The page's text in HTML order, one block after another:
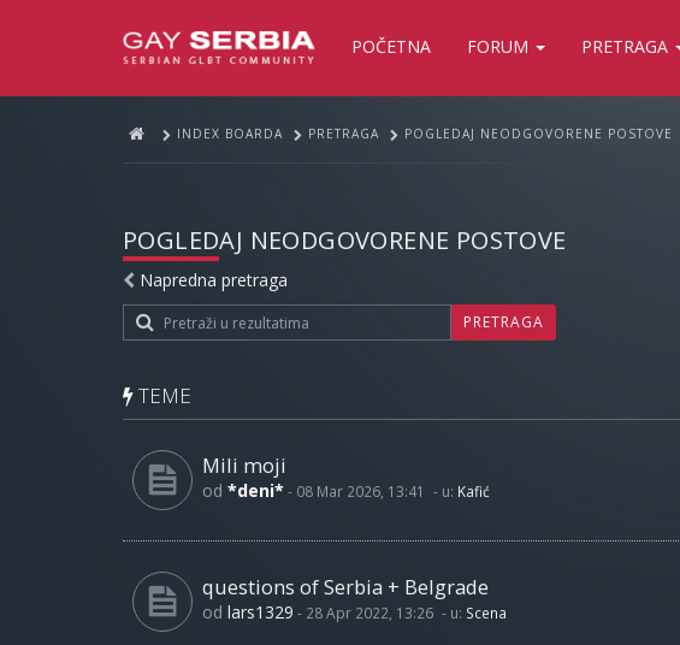
POČETNA FORUM PRETRAGA
INDEX BOARDA PRETRAGA POGLEDAJ NEODGOVORENE POSTOVE
POGLEDAJ NEODGOVORENE POSTOVE
Napredna pretraga
PRETRAGA
TEME
Mili moji
od *deni* - 08 Mar 2026, 13:41 - u: Kafić
questions of Serbia + Belgrade
od lars1329 - 28 Apr 2022, 13:26 - u: Scena